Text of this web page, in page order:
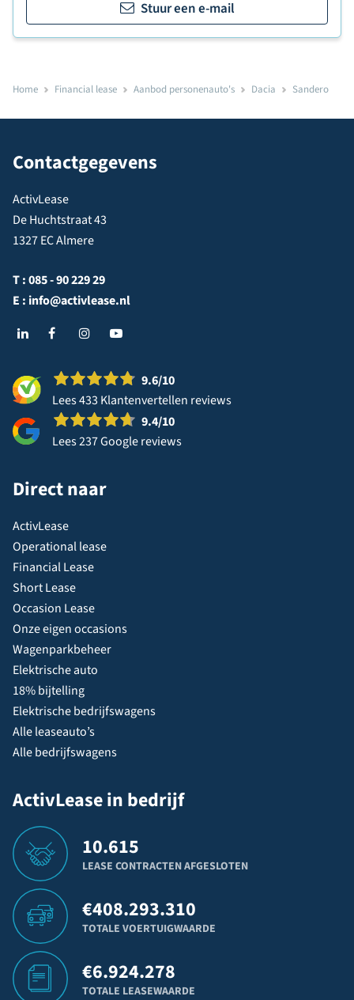
Stuur een e-mail
Home Financial lease Aanbod personenauto's Dacia Sandero
Contactgegevens
ActivLease
De Huchtstraat 43
1327 EC Almere
T :085 - 90 229 29
E : info@activlease.nl
9.6/10
Lees 433 Klantenvertellen reviews
9.4/10
Lees 237 Google reviews
Direct naar
ActivLease
Operational lease
Financial Lease
Short Lease
Occasion Lease
Onze eigen occasions
Wagenparkbeheer
Elektrische auto
18% bijtelling
Elektrische bedrijfswagens
Alle leaseauto’s
Alle bedrijfswagens
ActivLease in bedrijf
10.615
LEASE CONTRACTEN AFGESLOTEN
€408.293.310
TOTALE VOERTUIGWAARDE
€6.924.278
TOTALE LEASEWAARDE